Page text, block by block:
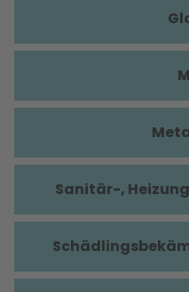
Sanitär-,